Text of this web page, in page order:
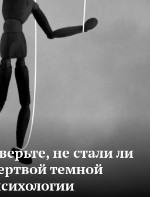
не стали ли
темной